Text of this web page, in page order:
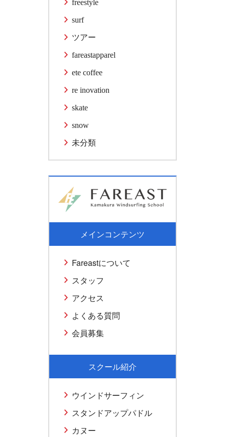
freestyle
surf
ツアー
fareastapparel
ete coffee
re inovation
skate
snow
未分類
メインコンテンツ
Fareastについて
スタッフ
アクセス
よくある質問
会員募集
スクール紹介
ウインドサーフィン
スタンドアップパドル
カヌー